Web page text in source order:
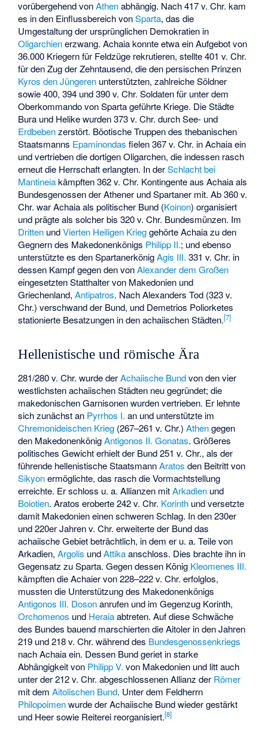
vorübergehend vonAthenabhängig. Nach 417 v. Chr. kam
es in den Einflussbereich vonSparta, das die
Umgestaltung der ursprünglichen Demokratien in
Oligarchienerzwang. Achaia konnte etwa ein Aufgebot von
36.000 Kriegern für Feldzüge rekrutieren, stellte 401 v. Chr.
für denZug der Zehntausend, die den persischen Prinzen
Kyros den Jüngeren unterstützten, zahlreiche Söldner
sowie 400, 394 und 390 v. Chr. Soldaten für unter dem
Oberkommando von Sparta geführte Kriege. Die Städte
Bura und Helike wurden 373 v. Chr. durch See- und
Erdbebenzerstört. Böotische Truppen des thebanischen
Staatsmanns Epaminondas fielen 367 v. Chr. in Achaia ein
und vertrieben die dortigen Oligarchen, die indessen rasch
erneut die Herrschaft erlangten. In derSchlacht bei
Mantineiakämpften 362 v. Chr. Kontingente aus Achaia als
Bundesgenossen der Athener und Spartaner mit. Ab 360 v.
Chr. war Achaia als politischer Bund (Koinon) organisiert
und prägte als solcher bis 320 v. Chr. Bundesmünzen. Im
Dritten undVierten Heiligen Krieggehörte Achaia zu den
Gegnern des Makedonenkönigs Philipp II.; und ebenso
unterstützte es den SpartanerkönigAgis III. 331 v. Chr. in
dessen Kampf gegen den vonAlexander dem Großen
eingesetzten Statthalter von Makedonien und
Griechenland,Antipatros. Nach Alexanders Tod (323 v.
Chr.) verschwand der Bund, und Demetrios Poliorketes
stationierte Besatzungen in den achaiischen Städten.[7]
Hellenistische und römische Ära
281/280 v. Chr. wurde derAchaiische Bundvon den vier
westlichsten achaiischen Städten neu gegründet; die
makedonischen Garnisonen wurden vertrieben. Er lehnte
sich zunächst an Pyrrhos I. an und unterstützte im
Chremonideischen Krieg (267–261 v. Chr.)Athengegen
den MakedonenkönigAntigonos II. Gonatas. Größeres
politisches Gewicht erhielt der Bund 251 v. Chr., als der
führende hellenistische StaatsmannAratos den Beitritt von
Sikyonermöglichte, das rasch die Vormachtstellung
erreichte. Er schloss u. a. Allianzen mitArkadien und
Boiotien. Aratos eroberte 242 v. Chr. Korinth und versetzte
damit Makedonien einen schweren Schlag. In den 230er
und 220er Jahren v. Chr. erweiterte der Bund das
achaiische Gebiet beträchtlich, in dem er u. a. Teile von
Arkadien,Argolis undAttikaanschloss. Dies brachte ihn in
Gegensatz zu Sparta. Gegen dessen König Kleomenes III.
kämpften die Achaier von 228–222 v. Chr. erfolglos,
mussten die Unterstützung des Makedonenkönigs
Antigonos III. Dosonanrufen und im Gegenzug Korinth,
Orchomenos und Heraiaabtreten. Auf diese Schwäche
des Bundes bauend marschierten die Aitoler in den Jahren
219 und 218 v. Chr. während des Bundesgenossenkriegs
nach Achaia ein. Dessen Bund geriet in starke
Abhängigkeit von Philipp V. von Makedonien und litt auch
unter der 212 v. Chr. abgeschlossenen Allianz der Römer
mit demAitolischen Bund. Unter dem Feldherrn
Philopoimenwurde der Achaiische Bund wieder gestärkt
und Heer sowie Reiterei reorganisiert.[8]